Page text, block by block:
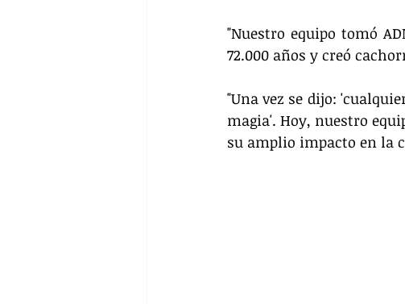
"Nuestro equipo tomó
72.000 años y creó
"Una vez se dijo:
magia'. Hoy, nuestro
su amplio impacto en la